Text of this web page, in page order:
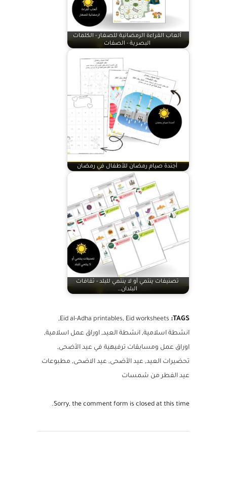
البصرية - الصفات
أجندة صيام رمضان للأطفال في رمضان
Eid al-Adha printables Eid worksheets
انشطة اسلامية
انشطة العيد اوراق عمل اسلامية
اوراق عمل ومسابقات ترفيهية في عيد الأضحى ,
تحضيرات العيد